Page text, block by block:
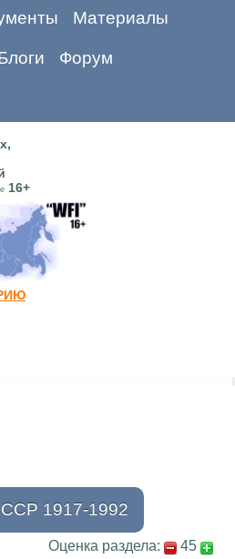
Материалы
Форум
16+
1917-1992
Оценка раздела:
45